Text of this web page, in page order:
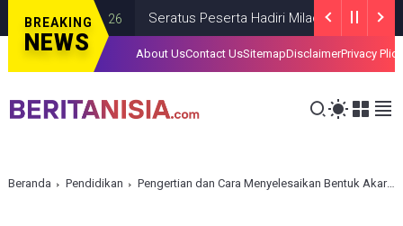
BREAKING
NEWS
Seratus Peserta Hadiri Milad ke-VI HIMMAH DIY
About UsContact UsSitemapDisclaimerPrivacy Plice
Beranda Pendidikan Pengertian dan Cara Menyelesaikan Bentuk Akar dalam Matematika